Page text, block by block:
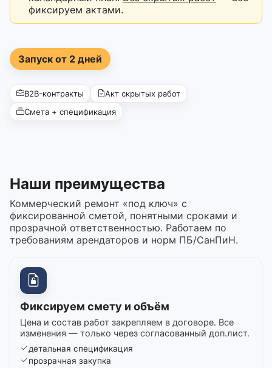
фиксируем актами.
Запуск от 2 дней
B2B-контракты
Акт скрытых работ
Смета + спецификация
Наши преимущества
Коммерческий ремонт «под ключ» с
фиксированной сметой, понятными сроками и
прозрачной ответственностью. Работаем по
требованиям арендаторов и норм ПБ/СанПиН.
Фиксируем смету и объём
Цена и состав работ закрепляем в договоре. Все
изменения — только через согласованный доп.лист.
детальная спецификация
прозрачная закупка